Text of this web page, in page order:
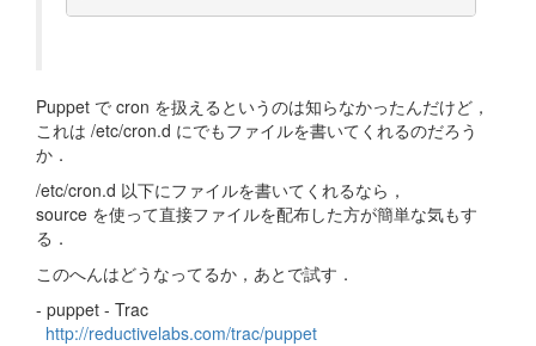
Puppet で cron を扱えるというのは知らなかったんだけど，
これは /etc/cron.d にでもファイルを書いてくれるのだろう
か．
/etc/cron.d 以下にファイルを書いてくれるなら，
source を使って直接ファイルを配布した方が簡単な気もす
る．
このへんはどうなってるか，あとで試す．
- puppet - Trac
http://reductivelabs.com/trac/puppet